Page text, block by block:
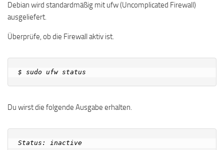
Debian wird standardmäßig mit ufw (Uncomplicated Firewall)
ausgeliefert.
Überprüfe, ob die Firewall aktiv ist.
Du wirst die folgende Ausgabe erhalten.